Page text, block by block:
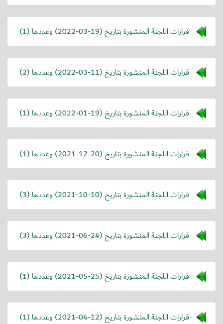
قرارات اللجنة المنشورة بتاريخ (2022-03-19) وعددها (1)
قرارات اللجنة المنشورة بتاريخ (2022-03-11) وعددها (2)
قرارات اللجنة المنشورة بتاريخ (2022-01-19) وعددها (1)
قرارات اللجنة المنشورة بتاريخ (2021-12-20) وعددها (1)
قرارات اللجنة المنشورة بتاريخ (2021-10-10) وعددها (3)
قرارات اللجنة المنشورة بتاريخ (2021-06-24) وعددها (3)
قرارات اللجنة المنشورة بتاريخ (2021-05-25) وعددها (1)
قرارات اللجنة المنشورة بتاريخ (2021-04-12) وعددها (1)